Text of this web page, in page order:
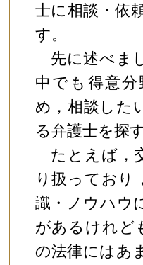
士に相談・依
す。
先に述べま
中でも得意
め，相談した
る弁護士を探
たとえば，
り扱っており
識・ノウハウ
があるけれど
の法律にはあ